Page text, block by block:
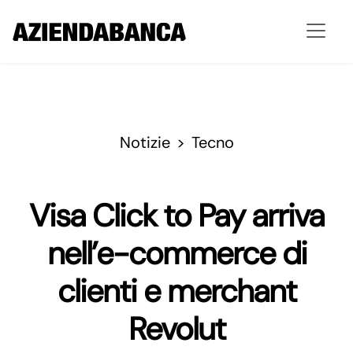
Notizie Tecno
Visa Click to Pay arriva
nell’e-commerce di
clienti e merchant
Revolut